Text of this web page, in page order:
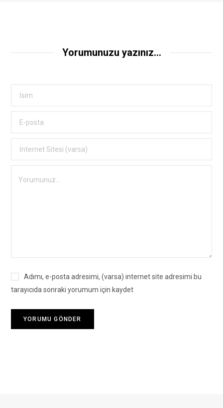
Yorumunuzu yazınız...
Adımı, e-posta adresimi, (varsa) internet site adresimi bu
tarayıcıda sonraki yorumum için kaydet